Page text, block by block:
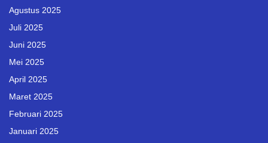
Agustus 2025
Juli 2025
Juni 2025
Mei 2025
April 2025
Maret 2025
Februari 2025
Januari 2025